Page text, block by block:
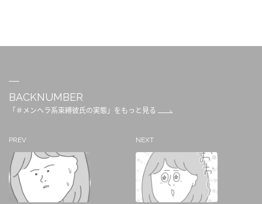
BACKNUMBER
「＃メンヘラ系束縛彼氏の実態」をもっと見る
PREV NEXT